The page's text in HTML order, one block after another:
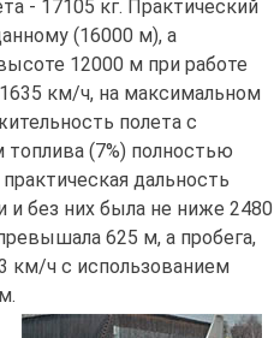
- 17105 кг. Практический
(16000 м), а
12000 м при работе
км/ч, на максимальном
полета с
(7%) полностью
дальность
и без них была не ниже 2480
625 м, а пробега,
км/ч с использованием